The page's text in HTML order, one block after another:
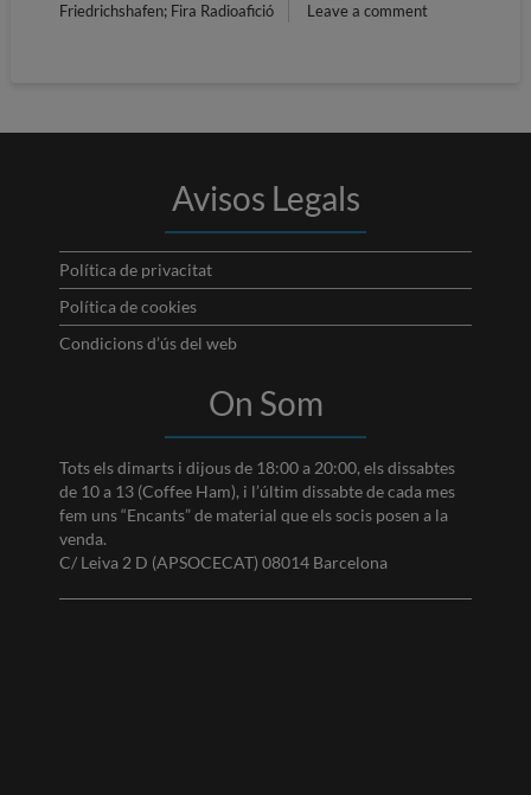
Friedrichshafen; Fira Radioafició Leave a comment
Avisos Legals
Política de privacitat
Política de cookies
Condicions d’ús del web
On Som
Tots els dimarts i dijous de 18:00 a 20:00, els dissabtes
de 10 a 13 (Coffee Ham), i l’últim dissabte de cada mes
fem uns “Encants” de material que els socis posen a la
venda.
C/ Leiva 2 D (APSOCECAT) 08014 Barcelona